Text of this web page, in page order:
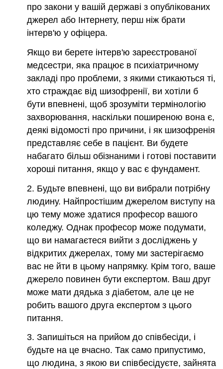
про закони у вашій державі з опублікованих
джерел або Інтернету, перш ніж брати
інтерв'ю у офіцера.
Якщо ви берете інтерв'ю зареєстрованої
медсестри, яка працює в психіатричному
закладі про проблеми, з якими стикаються ті,
хто страждає від шизофренії, ви хотіли б
бути впевнені, щоб зрозуміти термінологію
захворювання, наскільки поширеною вона є,
деякі відомості про причини, і як шизофренія
представляє себе в пацієнт. Ви будете
набагато більш обізнаними і готові поставити
хороші питання, якщо у вас є фундамент.
2. Будьте впевнені, що ви вибрали потрібну
людину. Найпростішим джерелом виступу на
цю тему може здатися професор вашого
коледжу. Однак професор може подумати,
що ви намагаєтеся вийти з досліджень у
відкритих джерелах, тому ми застерігаємо
вас не йти в цьому напрямку. Крім того, ваше
джерело повинен бути експертом. Ваш друг
може мати дядька з діабетом, але це не
робить вашого друга експертом з цього
питання.
3. Запишіться на прийом до співбесіди, і
будьте на це вчасно. Так само припустимо,
що людина, з якою ви співбесідуєте, зайнята